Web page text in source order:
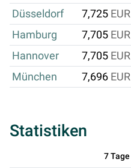
Düsseldorf
7,725 EUR
Hamburg
7,705 EUR
Hannover
7,705 EUR
München
7,696 EUR
Statistiken
7 Tage